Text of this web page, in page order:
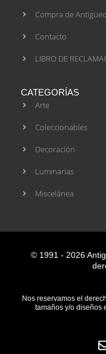
Compra de
Contacto
LIBRO DE
CATEGORÍAS
Arte
Coleccionables
Decoración
Luminarias
Miscelánea
© 1991 - 2026
Nos reservamos el
tamaños y/o diseños